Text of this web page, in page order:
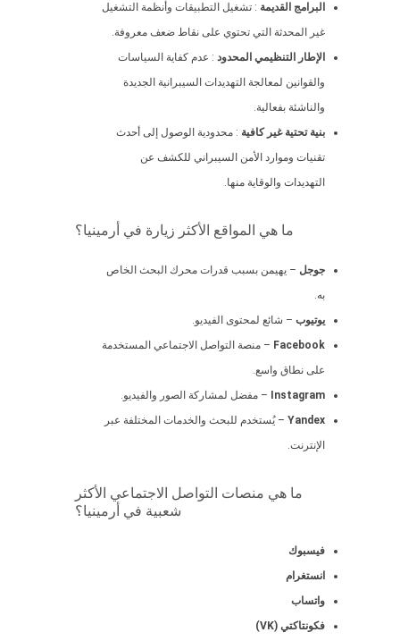
البرامج القديمة : تشغيل التطبيقات وأنظمة التشغيل
غير المحدثة التي تحتوي على نقاط ضعف معروفة.
الإطار التنظيمي المحدود : عدم كفاية السياسات
والقوانين لمعالجة التهديدات السيبرانية الجديدة
والناشئة بفعالية.
بنية تحتية غير كافية : محدودية الوصول إلى أحدث
تقنيات وموارد الأمن السيبراني للكشف عن
التهديدات والوقاية منها.
ما هي المواقع الأكثر زيارة في أرمينيا؟
جوجل – يهيمن بسبب قدرات محرك البحث الخاص
به.
يوتيوب – شائع لمحتوى الفيديو.
Facebook – منصة التواصل الاجتماعي المستخدمة
على نطاق واسع.
Instagram
– مفضل لمشاركة الصور والفيديو.
Yandex – يُستخدم للبحث والخدمات المختلفة عبر
الإنترنت.
ما هي منصات التواصل الاجتماعي الأكثر
شعبية في أرمينيا؟
فيسبوك
انستغرام
واتساب
فكونتاكتي (VK)